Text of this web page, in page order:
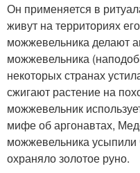
Он применяется в
живут на территориях
можжевельника делают
можжевельника
некоторых странах
сжигают растение на
можжевельник
мифе об аргонавтах,
можжевельника усыпили
охраняло золотое руно.